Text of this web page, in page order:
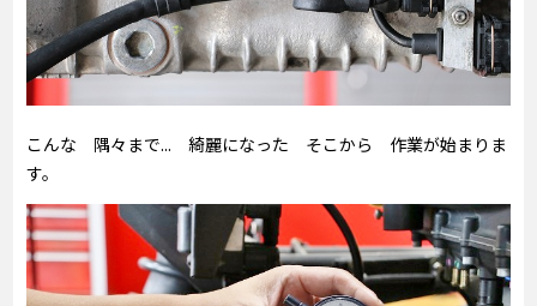
こんな 隅々まで... 綺麗になった そこから 作業が始まりま
す。